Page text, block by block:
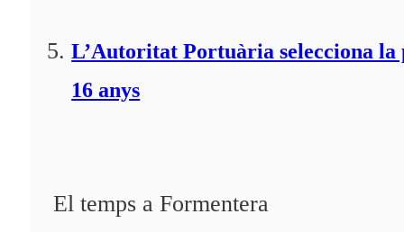
L’Autoritat Portuària selecciona
16 anys
El temps a Formentera